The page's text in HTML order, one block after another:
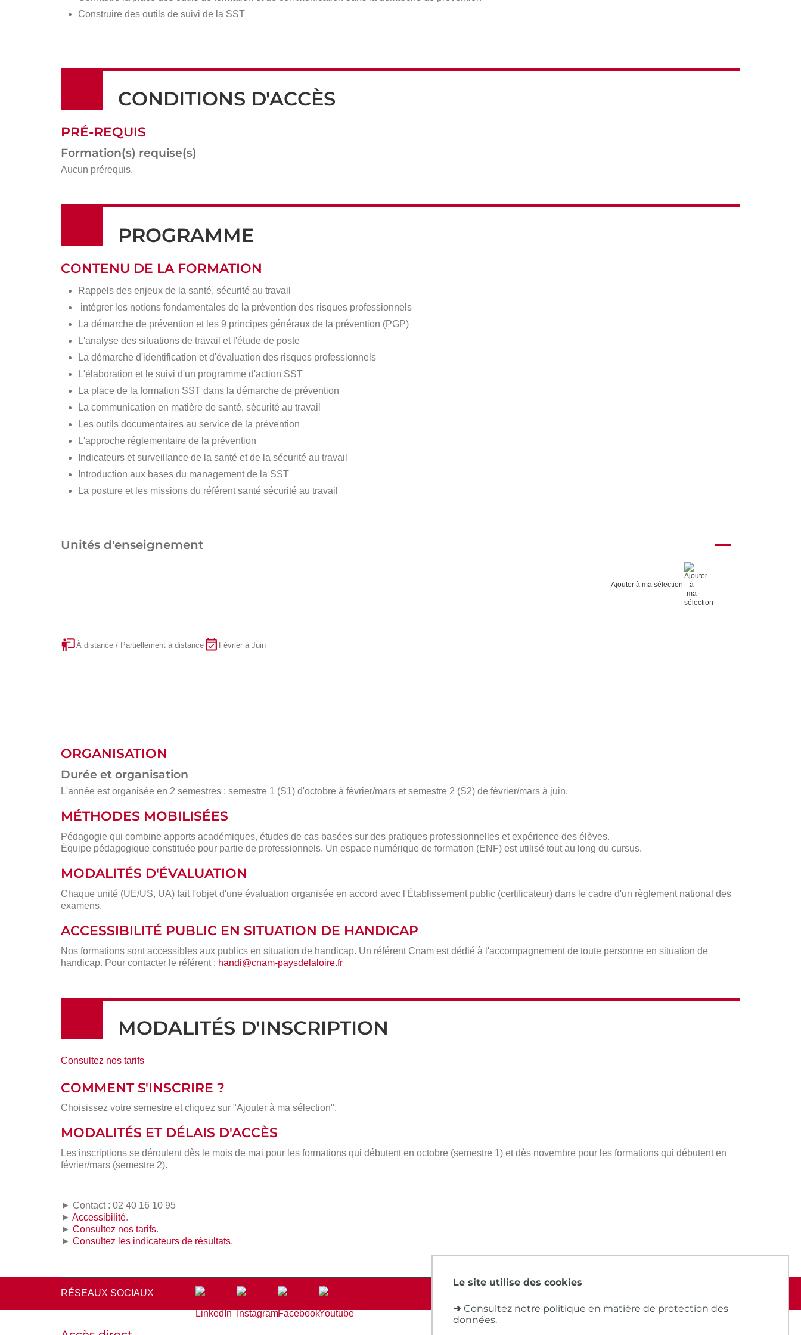
Le site utilise des cookies
➜ Consultez notre politique en matière de protection des
données.
Construire des outils de suivi de la SST
CONDITIONS D'ACCÈS
PRÉ-REQUIS
Formation(s) requise(s)
Aucun prérequis.
PROGRAMME
CONTENU DE LA FORMATION
Rappels des enjeux de la santé, sécurité au travail
intégrer les notions fondamentales de la prévention des risques professionnels
La démarche de prévention et les 9 principes généraux de la prévention (PGP)
L'analyse des situations de travail et l'étude de poste
La démarche d'identification et d'évaluation des risques professionnels
L'élaboration et le suivi d'un programme d'action SST
La place de la formation SST dans la démarche de prévention
La communication en matière de santé, sécurité au travail
Les outils documentaires au service de la prévention
L'approche réglementaire de la prévention
Indicateurs et surveillance de la santé et de la sécurité au travail
Introduction aux bases du management de la SST
La posture et les missions du référent santé sécurité au travail
Unités d'enseignement
Ajouter à ma sélection
À distance / Partiellement à distance Février à Juin
ORGANISATION
Durée et organisation
L'année est organisée en 2 semestres : semestre 1 (S1) d'octobre à février/mars et semestre 2 (S2) de février/mars à juin.
MÉTHODES MOBILISÉES
Pédagogie qui combine apports académiques, études de cas basées sur des pratiques professionnelles et expérience des élèves.
Équipe pédagogique constituée pour partie de professionnels. Un espace numérique de formation (ENF) est utilisé tout au long du cursus.
MODALITÉS D'ÉVALUATION
Chaque unité (UE/US, UA) fait l'objet d'une évaluation organisée en accord avec l'Établissement public (certificateur) dans le cadre d'un règlement national des
examens.
ACCESSIBILITÉ PUBLIC EN SITUATION DE HANDICAP
Nos formations sont accessibles aux publics en situation de handicap. Un référent Cnam est dédié à l'accompagnement de toute personne en situation de
handicap. Pour contacter le référent : handi@cnam-paysdelaloire.fr
MODALITÉS D'INSCRIPTION
Consultez nos tarifs
COMMENT S'INSCRIRE ?
Choisissez votre semestre et cliquez sur "Ajouter à ma sélection".
MODALITÉS ET DÉLAIS D'ACCÈS
Les inscriptions se déroulent dès le mois de mai pour les formations qui débutent en octobre (semestre 1) et dès novembre pour les formations qui débutent en
février/mars (semestre 2).
► Contact : 02 40 16 10 95
► Accessibilité.
► Consultez nos tarifs.
► Consultez les indicateurs de résultats.
RÉSEAUX SOCIAUX